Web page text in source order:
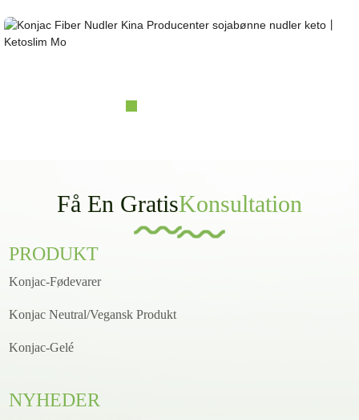
Få En GratisKonsultation
PRODUKT
Konjac-Fødevarer
Konjac Neutral/Vegansk Produkt
Konjac-Gelé
NYHEDER